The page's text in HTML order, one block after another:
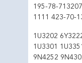
195-78-
1111 423-70-
1U3202
1U3301 1U3351
9N4252